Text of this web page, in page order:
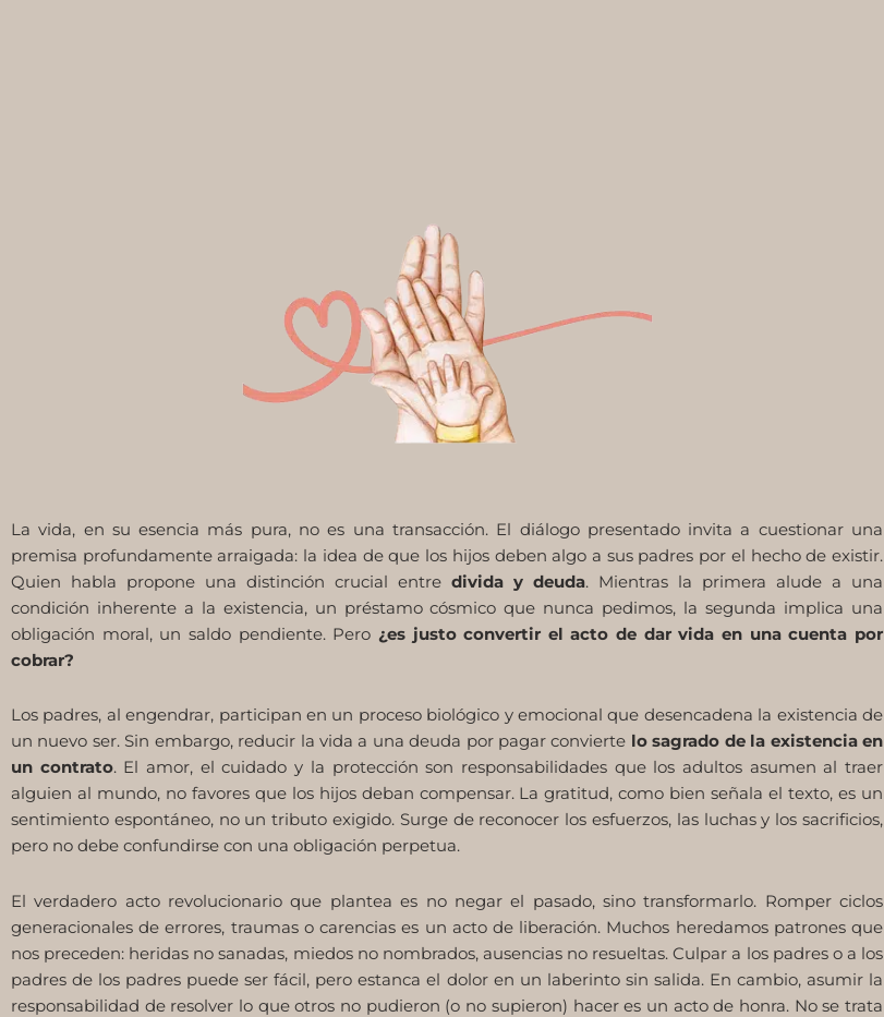
La vida, en su esencia más pura, no es una transacción. El diálogo presentado invita a cuestionar una
premisa profundamente arraigada: la idea de que los hijos deben algo a sus padres por el hecho de existir.
Quien habla propone una distinción crucial entre divida y deuda. Mientras la primera alude a una
condición inherente a la existencia, un préstamo cósmico que nunca pedimos, la segunda implica una
obligación moral, un saldo pendiente. Pero ¿es justo convertir el acto de dar vida en una cuenta por
cobrar?
Los padres, al engendrar, participan en un proceso biológico y emocional que desencadena la existencia de
un nuevo ser. Sin embargo, reducir la vida a una deuda por pagar convierte lo sagrado de la existencia en
un contrato. El amor, el cuidado y la protección son responsabilidades que los adultos asumen al traer
alguien al mundo, no favores que los hijos deban compensar. La gratitud, como bien señala el texto, es un
sentimiento espontáneo, no un tributo exigido. Surge de reconocer los esfuerzos, las luchas y los sacrificios,
pero no debe confundirse con una obligación perpetua.
El verdadero acto revolucionario que plantea es no negar el pasado, sino transformarlo. Romper ciclos
generacionales de errores, traumas o carencias es un acto de liberación. Muchos heredamos patrones que
nos preceden: heridas no sanadas, miedos no nombrados, ausencias no resueltas. Culpar a los padres o a los
padres de los padres puede ser fácil, pero estanca el dolor en un laberinto sin salida. En cambio, asumir la
responsabilidad de resolver lo que otros no pudieron (o no supieron) hacer es un acto de honra. No se trata